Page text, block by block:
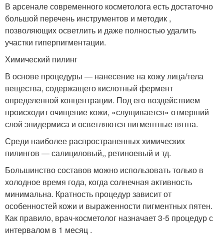
В арсенале современного косметолога есть достаточно
большой перечень инструментов и методик ,
позволяющих осветлить и даже полностью удалить
участки гиперпигментации.
Химический пилинг
В основе процедуры — нанесение на кожу лица/тела
вещества, содержащего кислотный фермент
определенной концентрации. Под его воздействием
происходит очищение кожи, «слущивается» отмерший
слой эпидермиса и осветляются пигментные пятна.
Среди наиболее распространенных химических
пилингов — салициловый,, ретиноевый и тд.
Большинство составов можно использовать только в
холодное время года, когда солнечная активность
минимальна. Кратность процедур зависит от
особенностей кожи и выраженности пигментных пятен.
Как правило, врач-косметолог назначает 3-5 процедур с
интервалом в 1 месяц .